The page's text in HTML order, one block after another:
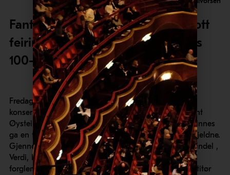
Fantastisk jubileumskonsert! – Flott
feiring av Oslo Filharmoniske Kors
100-års jubileum!
Fredag 9. desember var det duket for festaften i
konserthuset. Oslo Filharmoniske kor med sin dirigent
Øystein Fevang og orkesteret dirigert av Cathrine Winnes
ga en fullsatt konsertsal en musikkopplevelse av de sjeldne.
Gjennom et variert program med «korsvisker» av Hãndel ,
Verdi, Rachmaninov, Nystedt og Mozart – og ikke å
forglemme spesialkomponerte stykker av korets repetitør